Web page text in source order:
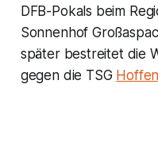
DFB-Pokals beim
Sonnenhof
später bestreitet die
gegen die TSG